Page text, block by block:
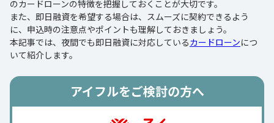
のカードローンの特徴を把握しておくことが大切です。
また、即日融資を希望する場合は、スムーズに契約できるよう
に、申込時の注意点やポイントも理解しておきましょう。
本記事では、夜間でも即日融資に対応しているカードローンにつ
いて紹介します。
アイフルをご検討の方へ